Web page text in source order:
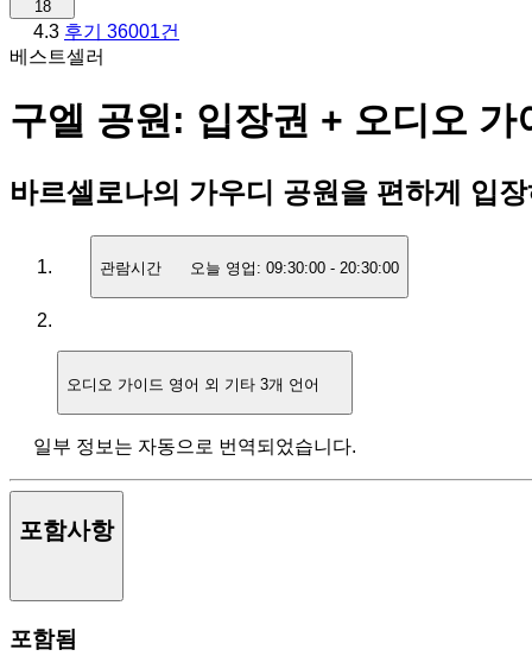
18
4.3 후기 36001건
베스트셀러
구엘 공원: 입장권 + 오디오 가
바르셀로나의 가우디 공원을 편하게 입
관람시간 오늘 영업: 09:30:00 - 20:30:00
오디오 가이드 영어 외 기타 3개 언어
일부 정보는 자동으로 번역되었습니다.
포함사항
포함됨